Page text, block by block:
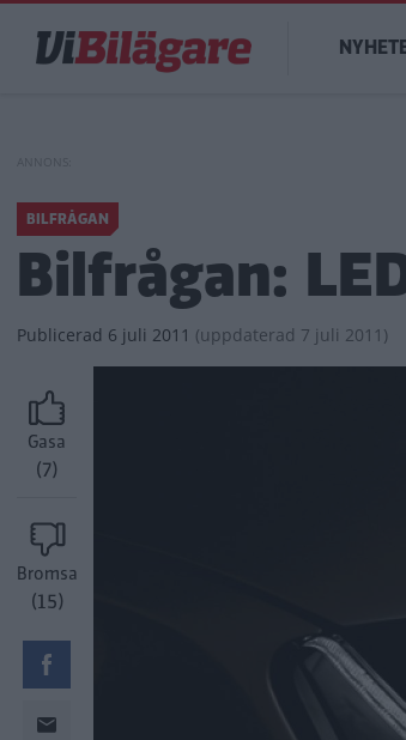
huvudinnehåll
Main
BILFRÅGAN
Bilfrågan:
Publicerad 6 juli 2011 (uppdaterad 7 juli 2011)
Gasa
(7)
Bromsa
(15)